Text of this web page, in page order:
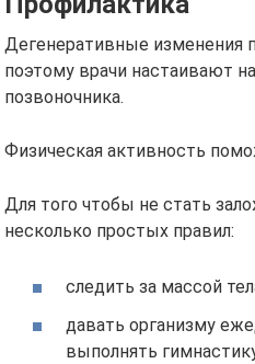
Дегенеративные изменения
поэтому врачи настаивают
позвоночника.
Физическая активность
Для того чтобы не стать
несколько простых правил:
следить за массой
давать организму
выполнять